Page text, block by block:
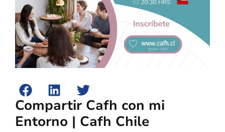
Compartir Cafh con mi
Entorno | Cafh Chile